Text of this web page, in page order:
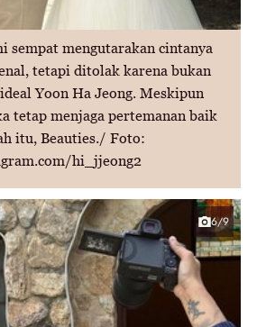
sempat mengutarakan cintanya
tetapi ditolak karena bukan
Yoon Ha Jeong. Meskipun
tetap menjaga pertemanan baik
itu, Beauties./ Foto:
hi_jjeong2
6/9